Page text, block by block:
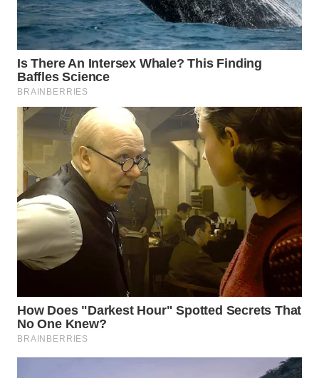
WN
CIREBON
WN
INDRAMAYU
KUNINGAN
WN
MAJALENGKA
WN
SUBANG
WN
SUKABUMI
PURWAKARTA